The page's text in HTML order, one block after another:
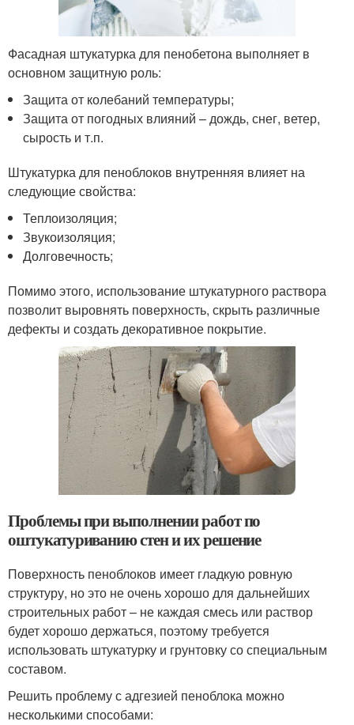
Фасадная штукатурка для пенобетона выполняет в
основном защитную роль:
Защита от колебаний температуры;
Защита от погодных влияний – дождь, снег, ветер,
сырость и т.п.
Штукатурка для пеноблоков внутренняя влияет на
следующие свойства:
Теплоизоляция;
Звукоизоляция;
Долговечность;
Помимо этого, использование штукатурного раствора
позволит выровнять поверхность, скрыть различные
дефекты и создать декоративное покрытие.
Проблемы при выполнении работ по
оштукатуриванию стен и их решение
Поверхность пеноблоков имеет гладкую ровную
структуру, но это не очень хорошо для дальнейших
строительных работ – не каждая смесь или раствор
будет хорошо держаться, поэтому требуется
использовать штукатурку и грунтовку со специальным
составом.
Решить проблему с адгезией пеноблока можно
несколькими способами: